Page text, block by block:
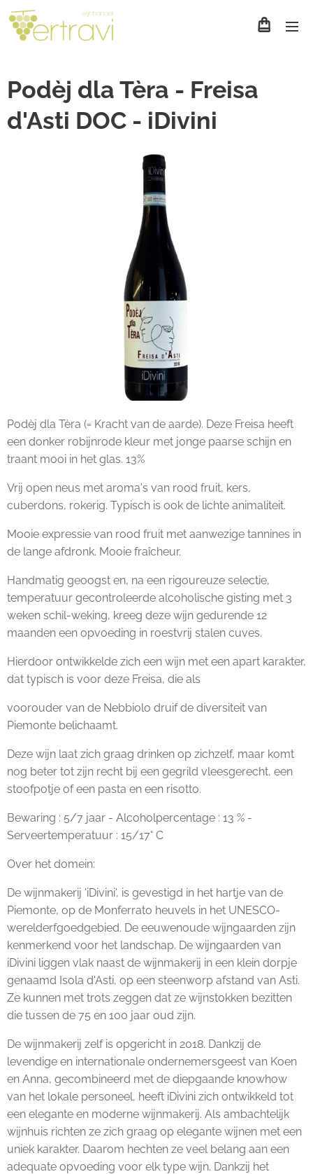
Podèj dla Tèra - Freisa
d'Asti DOC - iDivini
Podèj dla Tèra (= Kracht van de aarde). Deze Freisa heeft
een donker robijnrode kleur met jonge paarse schijn en
traant mooi in het glas. 13%
Vrij open neus met aroma's van rood fruit, kers,
cuberdons, rokerig. Typisch is ook de lichte animaliteit.
Mooie expressie van rood fruit met aanwezige tannines in
de lange afdronk. Mooie fraîcheur.
Handmatig geoogst en, na een rigoureuze selectie,
temperatuur gecontroleerde alcoholische gisting met 3
weken schil-weking, kreeg deze wijn gedurende 12
maanden een opvoeding in roestvrij stalen cuves.
Hierdoor ontwikkelde zich een wijn met een apart karakter,
dat typisch is voor deze Freisa, die als
voorouder van de Nebbiolo druif de diversiteit van
Piemonte belichaamt.
Deze wijn laat zich graag drinken op zichzelf, maar komt
nog beter tot zijn recht bij een gegrild vleesgerecht, een
stoofpotje of een pasta en een risotto.
Bewaring : 5/7 jaar - Alcoholpercentage : 13 % -
Serveertemperatuur : 15/17° C
Over het domein:
De wijnmakerij 'iDivini', is gevestigd in het hartje van de
Piemonte, op de Monferrato heuvels in het UNESCO-
werelderfgoedgebied. De eeuwenoude wijngaarden zijn
kenmerkend voor het landschap. De wijngaarden van
iDivini liggen vlak naast de wijnmakerij in een klein dorpje
genaamd Isola d'Asti, op een steenworp afstand van Asti.
Ze kunnen met trots zeggen dat ze wijnstokken bezitten
die tussen de 75 en 100 jaar oud zijn.
De wijnmakerij zelf is opgericht in 2018. Dankzij de
levendige en internationale ondernemersgeest van Koen
en Anna, gecombineerd met de diepgaande knowhow
van het lokale personeel, heeft iDivini zich ontwikkeld tot
een elegante en moderne wijnmakerij. Als ambachtelijk
wijnhuis richten ze zich graag op elegante wijnen met een
uniek karakter. Daarom hechten ze veel belang aan een
adequate opvoeding voor elk type wijn. Dankzij het